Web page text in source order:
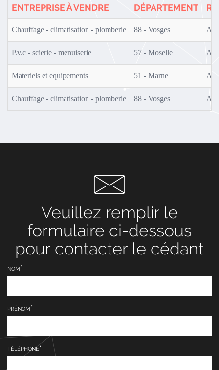
ENTREPRISE À VENDRE DÉPARTEMENT
Chauffage - climatisation - plomberie 88 - Vosges
P.v.c - scierie - menuiserie 57 - Moselle
Materiels et equipements 51 - Marne
Chauffage - climatisation - plomberie 88 - Vosges
Veuillez remplir le
formulaire ci-dessous
pour contacter le cédant
NOM
PRÉNOM
TÉLÉPHONE